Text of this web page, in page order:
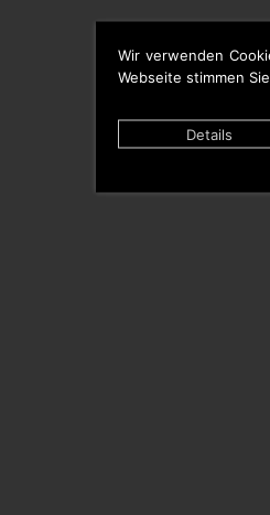
Wir verwenden
Webseite stimmen
Details